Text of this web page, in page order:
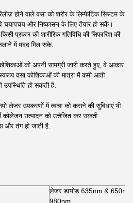
होने वाले वसा को शरीर के लिम्फेटिक सिस्टम के
चयापचय और निष्कासन के लिए तैयार हो सकें।
प्रकार की शारीरिक गतिविधि की सिफारिश की
में मदद मिल सके.
को अपनी सामग्री जारी करते हुए, वे आकार
वसा कोशिकाओं की मात्रा में कमी आती
उपस्थिति हो सकती है.
लेजर उपकरणों में त्वचा को कसने की सुविधाएं भी
कोलेजन उत्पादन को उत्तेजित कर सकती
और तंग हो जाती है.
लेजर डायोड 635nm &
980nm